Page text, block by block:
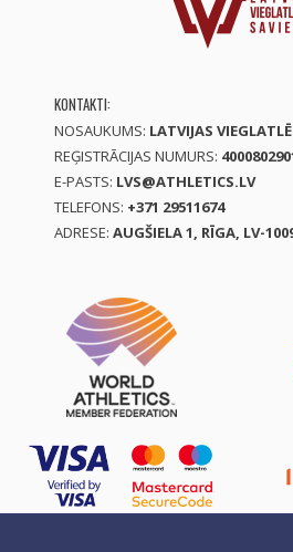
KONTAKTI:
NOSAUKUMS: LATVIJAS
REĢISTRĀCIJAS NUMURS:
E-PASTS: LVS@ATHLETICS.LV
TELEFONS: +371 29511674
ADRESE: AUGŠIELA 1, RĪGA, LV-